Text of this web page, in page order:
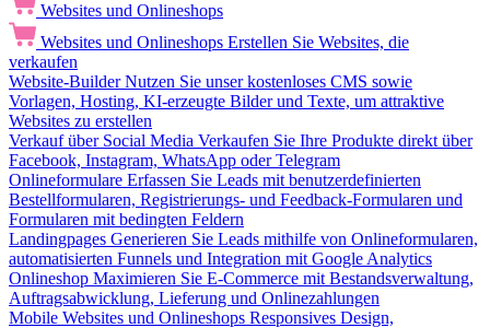
Websites und Onlineshops
Websites und Onlineshops Erstellen Sie Websites, die
verkaufen
Website-Builder Nutzen Sie unser kostenloses CMS sowie
Vorlagen, Hosting, KI-erzeugte Bilder und Texte, um attraktive
Websites zu erstellen
Verkauf über Social Media Verkaufen Sie Ihre Produkte direkt über
Facebook, Instagram, WhatsApp oder Telegram
Onlineformulare Erfassen Sie Leads mit benutzerdefinierten
Bestellformularen, Registrierungs- und Feedback-Formularen und
Formularen mit bedingten Feldern
Landingpages Generieren Sie Leads mithilfe von Onlineformularen,
automatisierten Funnels und Integration mit Google Analytics
Onlineshop Maximieren Sie E-Commerce mit Bestandsverwaltung,
Auftragsabwicklung, Lieferung und Onlinezahlungen
Mobile Websites und Onlineshops Responsives Design,